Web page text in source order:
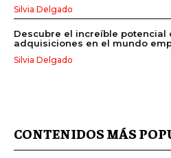
Silvia Delgado
Descubre el increíble potencial
adquisiciones en el mundo
Silvia Delgado
CONTENIDOS MÁS